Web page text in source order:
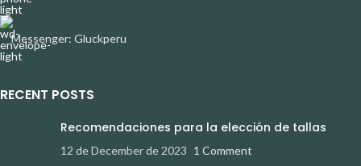
Messenger: Gluckperu
RECENT POSTS
Recomendaciones para la elección de tallas
12 de December de 2023 1 Comment